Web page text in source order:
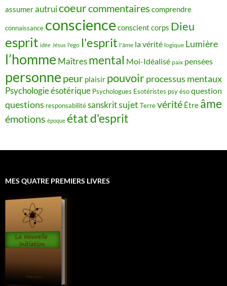
assumerautruicoeurcommentaires comprendre
connaissance conscience conscient corps Dieu
esprit idée Jésus l'ego l'esprit l'âme la vérité logique Lumière
l’homme Maîtres mental Moi-Idéalisé paix pensées
personne peur plaisir pouvoirprocessus mentaux
Psychologie ésotérique Psychologues Esotéristes psy ésoquestion
questions responsabilitésanskritsujet Terrevérité Être âme
émotions époque état d'esprit
MES QUATRE PREMIERS LIVRES